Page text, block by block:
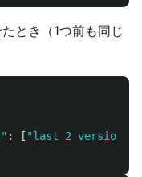
とき（1つ前も同じ
" : [ "last 2 versions